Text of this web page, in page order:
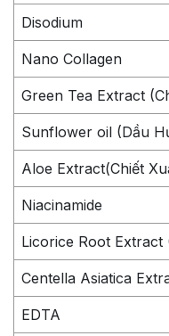
Disodium
Nano Collagen
Green Tea Extract
Sunflower oil (Dầu
Aloe Extract(Chiết
Niacinamide
Licorice Root Extract
Centella Asiatica
EDTA